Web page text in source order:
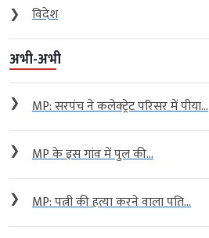
❯
विदेश
अभी-अभी
❯ MP: सरपंच ने कलेक्ट्रेट परिसर में पीया...
❯ MP के इस गांव में पुल की...
❯ MP: पत्नी की हत्या करने वाला पति...